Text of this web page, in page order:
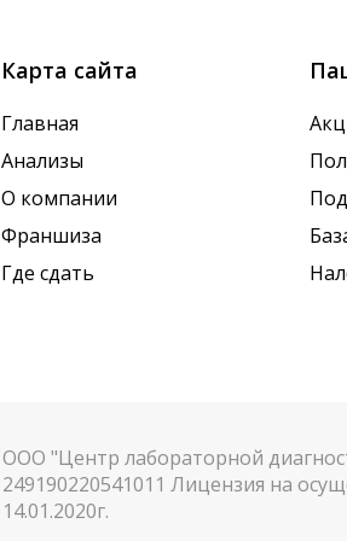
Карта сайта
Главная
Анализы
О компании
Франшиза
Где сдать
ООО "Центр лабораторной
249190220541011 Лицензия на
14.01.2020г.